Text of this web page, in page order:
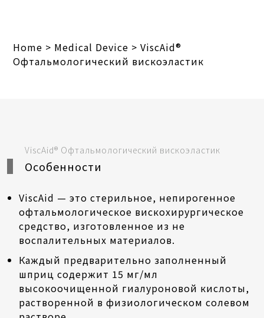
Home > Medical Device >ViscAid®
Офтальмологический вискоэластик
ViscAid® Офтальмологический вискоэластик
Особенности
ViscAid — это стерильное, непирогенное
офтальмологическое вискохирургическое
средство, изготовленное из не
воспалительных материалов.
Каждый предварительно заполненный
шприц содержит 15 мг/мл
высокоочищенной гиалуроновой кислоты,
растворенной в физиологическом солевом